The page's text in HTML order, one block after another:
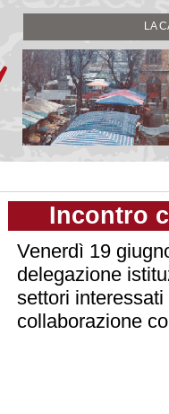
LA
Incontro
Venerdì 19
delegazione
settori
collaborazione